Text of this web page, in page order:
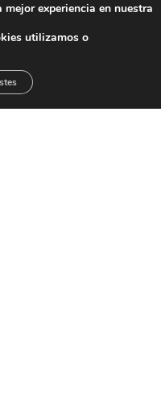
experiencia en nuestra
utilizamos o